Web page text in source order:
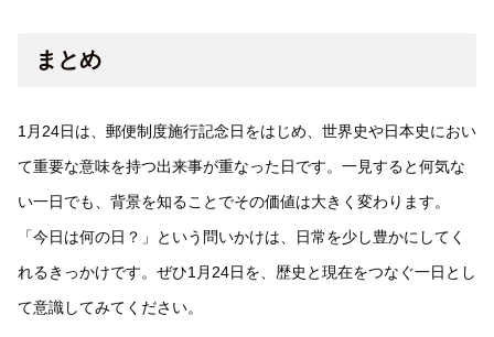
まとめ
1月24日は、郵便制度施行記念日をはじめ、世界史や日本史におい
て重要な意味を持つ出来事が重なった日です。一見すると何気な
い一日でも、背景を知ることでその価値は大きく変わります。
「今日は何の日？」という問いかけは、日常を少し豊かにしてく
れるきっかけです。ぜひ1月24日を、歴史と現在をつなぐ一日とし
て意識してみてください。